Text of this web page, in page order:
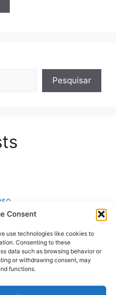
Consent
use technologies like cookies to
Consenting to these
data such as browsing behavior or
or withdrawing consent, may
functions.
Pesquisar
Alho e Ervas